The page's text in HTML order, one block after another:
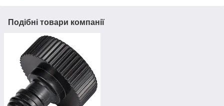
Подібні товари компанії